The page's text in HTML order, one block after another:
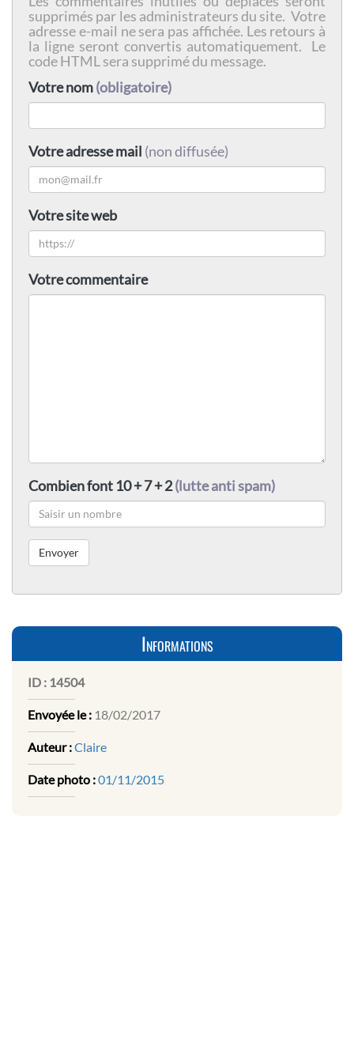
supprimés par les administrateurs du site. Votre
adresse e-mail ne sera pas affichée. Les retours à
la ligne seront convertis automatiquement. Le
code HTML sera supprimé du message.
Votre nom(obligatoire)
Votre adresse mail (non diffusée)
Votre site web
Votre commentaire
Combien font 10 + 7 + 2(lutte anti spam)
Informations
ID : 14504
Envoyée le : 18/02/2017
Auteur :Claire
Date photo :01/11/2015